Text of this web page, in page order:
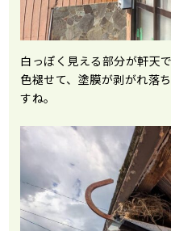
白っぽく見える部分が軒天で
色褪せて、塗膜が剥がれ落
すね。